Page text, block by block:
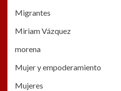
Migrantes
Miriam Vázquez
morena
Mujer y empoderamiento
Mujeres